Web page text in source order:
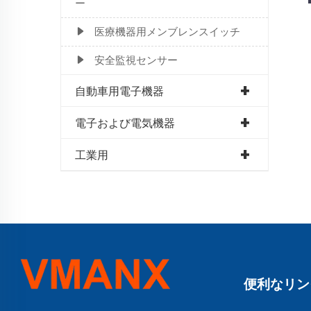
ー
医療機器用メンブレンスイッチ
安全監視センサー
自動車用電子機器
電子および電気機器
工業用
便利なリ